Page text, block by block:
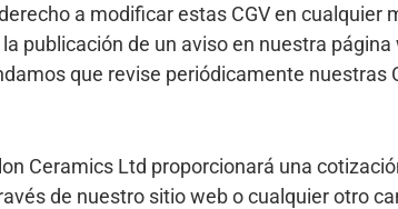
a modificar estas CGV en
publicación de un aviso en nuestra
que revise periódicamente nuestras
Ceramics Ltd proporcionará una
de nuestro sitio web o cualquier otro